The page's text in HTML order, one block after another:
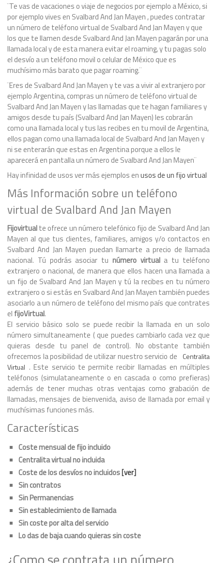
¨Te vas de vacaciones o viaje de negocios por ejemplo a México, si
por ejemplo vives en Svalbard And Jan Mayen , puedes contratar
un número de teléfono virtual de Svalbard And Jan Mayen y que
los que te llamen desde Svalbard And Jan Mayen pagarán por una
llamada local y de esta manera evitar el roaming, y tu pagas solo
el desvío a un teléfono movil o celular de México que es
muchísimo más barato que pagar roaming.¨
¨Eres de Svalbard And Jan Mayen y te vas a vivir al extranjero por
ejemplo Argentina, compras un número de teléfono virtual de
Svalbard And Jan Mayen y las llamadas que te hagan familiares y
amigos desde tu país (Svalbard And Jan Mayen) les cobrarán
como una llamada local y tus las recibes en tu movil de Argentina,
ellos pagan como una llamada local de Svalbard And Jan Mayen y
ni se enterarán que estas en Argentina porque a ellos le
aparecerá en pantalla un número de Svalbard And Jan Mayen¨
Hay infinidad de usos ver más ejemplos enusos de un fijo virtual
Más Información sobre un teléfono
virtual de Svalbard And Jan Mayen
Fijovirtualte ofrece un número telefónico fijo de Svalbard And Jan
Mayen al que tus clientes, familiares, amigos y/o contactos en
Svalbard And Jan Mayen puedan llamarte a precio de llamada
nacional. Tú podrás asociar tu número virtuala tu teléfono
extranjero o nacional, de manera que ellos hacen una llamada a
un fijo de Svalbard And Jan Mayen y tú la recibes en tu número
extranjero o si estás en Svalbard And Jan Mayen también puedes
asociarlo a un número de teléfono del mismo país que contrates
el fijoVirtual.
El servicio básico solo se puede recibir la llamada en un solo
número simultaneamente ( que puedes cambiarlo cada vez que
quieras desde tu panel de control). No obstante también
ofrecemos la posibilidad de utilizar nuestro servicio de
Centralita
Virtual . Este servicio te permite recibir llamadas en múltiples
teléfonos (simulataneamente o en cascada o como prefieras)
además de tener muchas otras ventajas como grabación de
llamadas, mensajes de bienvenida, aviso de llamada por email y
muchísimas funciones más.
Características
Coste mensual de fijo incluido
Centralita virtual no incluida
Coste de los desvíos no incluidos[ver]
Sin contratos
Sin Permanencias
Sin establecimiento de llamada
Sin coste por alta del servicio
Lo das de baja cuando quieras sin coste